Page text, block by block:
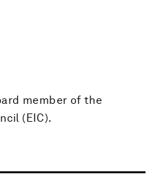
member of the
(EIC).